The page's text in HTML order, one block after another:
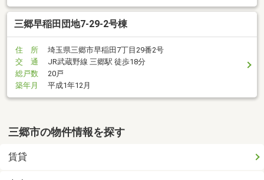
三郷早稲田団地7-29-2号棟
住 所
埼玉県三郷市早稲田7丁目29番2号
交 通
JR武蔵野線 三郷駅 徒歩18分
総戸数
20戸
築年月
平成1年12月
三郷市の物件情報を探す
賃貸